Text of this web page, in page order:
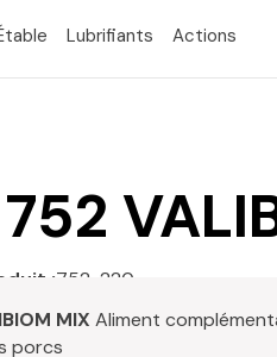
Lubrifiants Actions
:752-220
MIX Aliment
porcs